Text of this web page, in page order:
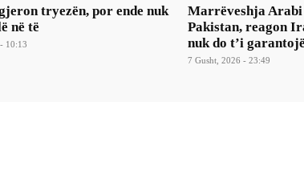
tryezën, por ende nuk
në të
10:13
Marrëveshja
Pakistan, reagon
nuk do t’i
7 Gusht, 2026 - 23:49